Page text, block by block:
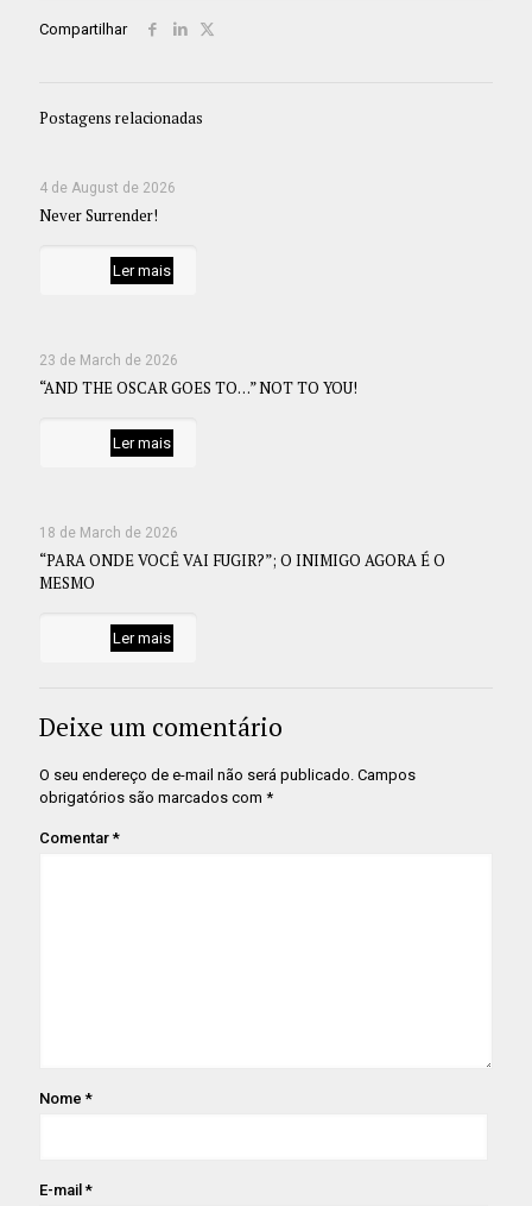
Compartilhar
Postagens relacionadas
4 de August de 2026
Never Surrender!
Ler mais
23 de March de 2026
“AND THE OSCAR GOES TO…” NOT TO YOU!
Ler mais
18 de March de 2026
“PARA ONDE VOCÊ VAI FUGIR?”; O INIMIGO AGORA É O
MESMO
Ler mais
Deixe um comentário
O seu endereço de e-mail não será publicado. Campos
obrigatórios são marcados com *
Comentar *
Nome *
E-mail *